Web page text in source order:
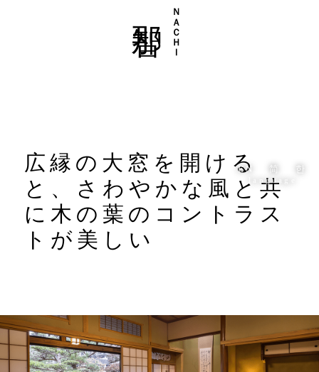
EN 简 한
language
ＮＡＣＨＩ
広縁の大窓を開ける
と、さわやかな風と共
に木の葉のコントラス
トが美しい